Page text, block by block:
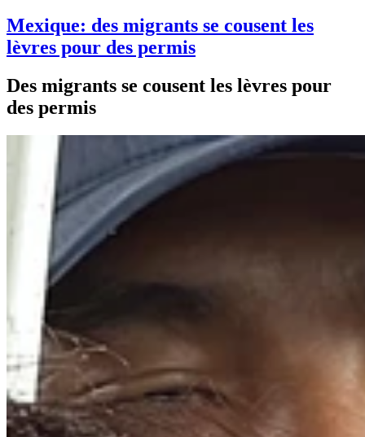
Mexique: des migrants se cousent les
lèvres pour des permis
Des migrants se cousent les lèvres pour
des permis